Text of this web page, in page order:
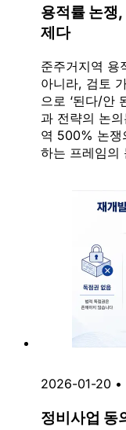
용적률 논쟁
제다
준주거지역 용
아니라, 검토
으로 ‘된다/안
과 전략의 논
역 500% 논쟁
하는 프레임의
2026-01-20 •
정비사업 동